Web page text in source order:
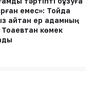
емес»: Тойда
айтқан ер адамның
Тоқаевтан көмек